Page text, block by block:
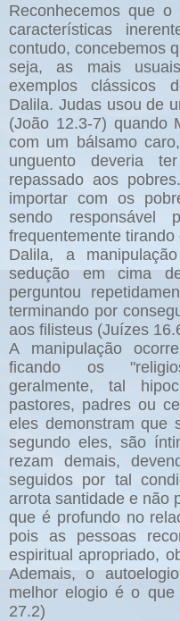
Reconhecemos que
características
contudo, concebemos
seja, as mais
exemplos clássicos
Dalila. Judas usou de
(João 12.3-7) quando
com um bálsamo
unguento deveria
repassado aos
importar com os
sendo
frequentemente
Dalila, a
sedução em cima
perguntou
terminando por
aos filisteus (Juízes
A manipulação
ficando os
geralmente, tal
pastores, padres ou
eles demonstram que
segundo eles, são
rezam demais,
seguidos por tal
arrota santidade e não
que é profundo no
pois as pessoas
espiritual apropriado,
Ademais, o
melhor elogio é o que
27.2)